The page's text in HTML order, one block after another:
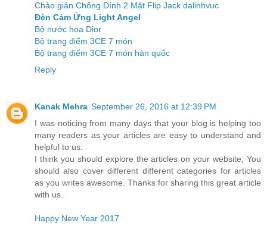
Chảo gián Chống Dính 2 Mặt Flip Jack dalinhvuc
Đèn Cảm Ứng Light Angel
Bộ nước hoa Dior
Bộ trang điểm 3CE 7 món
Bộ trang điểm 3CE 7 món hàn quốc
Reply
Kanak Mehra September 26, 2016 at 12:39 PM
I was noticing from many days that your blog is helping too
many readers as your articles are easy to understand and
helpful to us.
I think you should explore the articles on your website, You
should also cover different different categories for articles
as you writes awesome. Thanks for sharing this great article
with us.
Happy New Year 2017